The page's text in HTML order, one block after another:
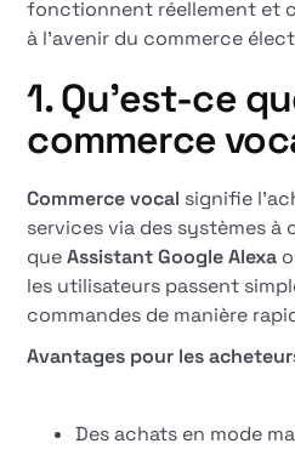
fonctionnent réellement et
à l'avenir du commerce
1. Qu'est-ce
commerce
Commerce vocal signifie
services via des systèmes à
queAssistant Google Alexa
les utilisateurs passent
commandes de manière
Avantages pour les
Des achats en mode